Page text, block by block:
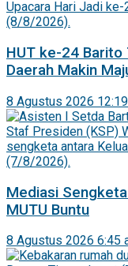
HUT ke-24 Barito
Daerah Makin
8 Agustus 2026
Mediasi
MUTU Buntu
8 Agustus 2026 6:45